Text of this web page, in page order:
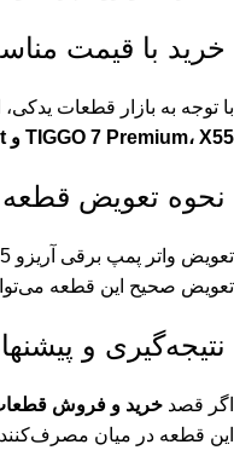
خرید با قیمت
با توجه به بازار قطعات
TIGGO 7 Premium، X55 و FX Excellent
نحوه تعویض
تعویض واتر پمپ برقی آریزو 5 توربو نیاز به دقت و تخصص دارد. بهترین روش، مراجعه به
تعویض صحیح این قطعه
نتیجه‌گیری و
اگر قصد خرید و فروش
این قطعه در میان